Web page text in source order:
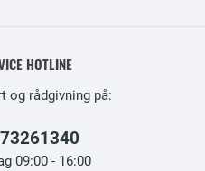
HOTLINE
og rådgivning på:
09:00 - 16:00